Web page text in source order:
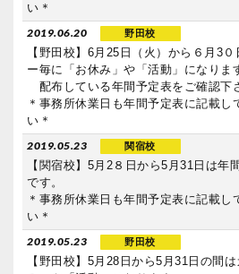
い＊
2019.06.20
野田校
【野田校】6月25日（火）から６月3
ー毎に「お休み」や「活動」になりま
配布している年間予定表をご確認下
＊事務所休業日も年間予定表に記載し
い＊
2019.05.23
関宿校
【関宿校】5月2８日から5月31日は年
です。
＊事務所休業日も年間予定表に記載し
い＊
2019.05.23
野田校
【野田校】5月28日から5月31日の間